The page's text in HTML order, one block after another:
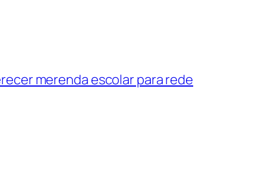
merenda escolar para rede